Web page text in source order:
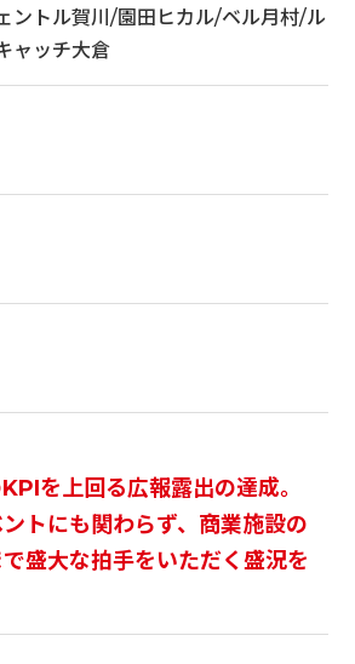
ントル賀川/園田ヒカル/ベル月村/ル
ャッチ大倉
を上回る広報露出の達成。
トにも関わらず、商業施設の
盛大な拍手をいただく盛況を